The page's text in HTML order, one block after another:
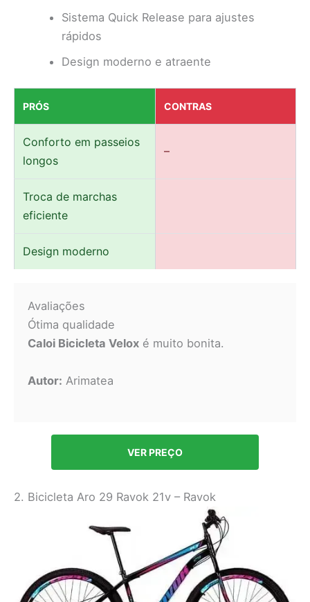
Sistema Quick Release para ajustes
rápidos
Design moderno e atraente
PRÓS CONTRAS
Conforto em passeios
longos
–
Troca de marchas
eficiente
Design moderno
Avaliações
Ótima qualidade
Caloi Bicicleta Velox é muito bonita.
Autor: Arimatea
VER PREÇO
2. Bicicleta Aro 29 Ravok 21v – Ravok